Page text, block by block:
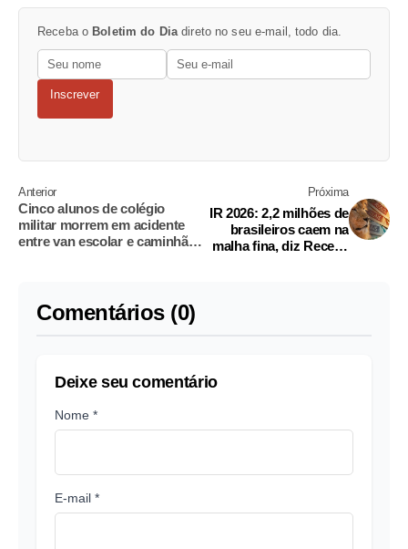
Receba o Boletim do Diadireto no seu e-mail, todo dia.
Inscrever
Anterior
Cinco alunos de colégio
militar morrem em acidente
entre van escolar e caminhão
Próxima
IR 2026: 2,2 milhões de
brasileiros caem na
malha fina, diz Receita
Comentários (0)
Deixe seu comentário
Nome *
E-mail *